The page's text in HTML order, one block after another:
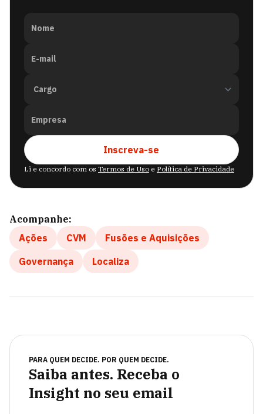
Nome
E-mail
Empresa
Inscreva-se
Li e concordo com os Termos de Uso e Política de Privacidade
Acompanhe:
Ações
CVM
Fusões e Aquisições
Governança
Localiza
PARA QUEM DECIDE. POR QUEM DECIDE.
Saiba antes. Receba o
Insight no seu email